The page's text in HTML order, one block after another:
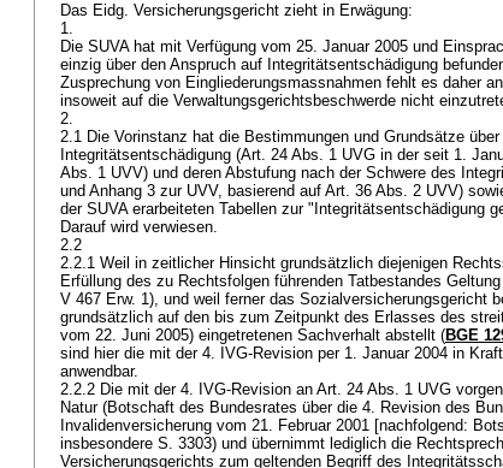
Das Eidg. Versicherungsgericht zieht in Erwägung:
1.
Die SUVA hat mit Verfügung vom 25. Januar 2005 und
einzig über den Anspruch auf Integritätsentschädigung
Zusprechung von Eingliederungsmassnahmen fehlt es daher
insoweit auf die Verwaltungsgerichtsbeschwerde nicht
2.
2.1 Die Vorinstanz hat die Bestimmungen und Grundsätze
Integritätsentschädigung (Art. 24 Abs. 1 UVG in der seit 1.
Abs. 1 UVV) und deren Abstufung nach der Schwere des
und Anhang 3 zur UVV, basierend auf Art. 36 Abs. 2 UVV)
der SUVA erarbeiteten Tabellen zur "Integritätsentschädigung
Darauf wird verwiesen.
2.2
2.2.1 Weil in zeitlicher Hinsicht grundsätzlich diejenigen
Erfüllung des zu Rechtsfolgen führenden Tatbestandes
V 467 Erw. 1), und weil ferner das Sozialversicherungsgericht
grundsätzlich auf den bis zum Zeitpunkt des Erlasses des
vom 22. Juni 2005) eingetretenen Sachverhalt abstellt (BGE
sind hier die mit der 4. IVG-Revision per 1. Januar 2004 in
anwendbar.
2.2.2 Die mit der 4. IVG-Revision an Art. 24 Abs. 1 UVG
Natur (Botschaft des Bundesrates über die 4. Revision des
Invalidenversicherung vom 21. Februar 2001 [nachfolgend:
insbesondere S. 3303) und übernimmt lediglich die
Versicherungsgerichts zum geltenden Begriff des